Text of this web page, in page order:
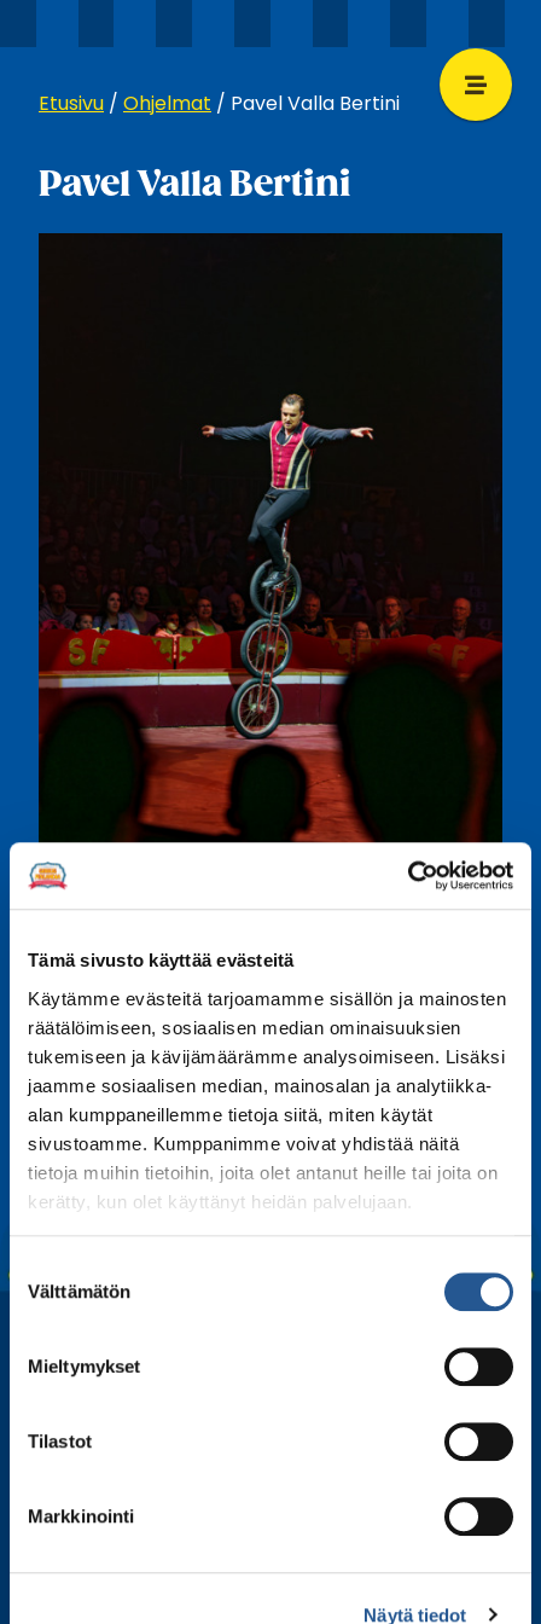
Tämä sivusto käyttää evästeitä
Käytämme evästeitä tarjoamamme sisällön ja mainosten
räätälöimiseen, sosiaalisen median ominaisuuksien
tukemiseen ja kävijämäärämme analysoimiseen. Lisäksi
jaamme sosiaalisen median, mainosalan ja analytiikka-
alan kumppaneillemme tietoja siitä, miten käytät
sivustoamme. Kumppanimme voivat yhdistää näitä
tietoja muihin tietoihin, joita olet antanut heille tai joita on
kerätty, kun olet käyttänyt heidän palvelujaan.
Suostumuksen
valinta
Välttämätön
Mieltymykset
Tilastot
Markkinointi
Näytä tiedot
Etusivu / Ohjelmat / Pavel Valla Bertini
Pavel Valla Bertini
Kerro kaverille
Share
on
Facebook
Share
on
LinkedIn
Share
on
Twitter
Share
on
WhatsApp
Share
on
Email